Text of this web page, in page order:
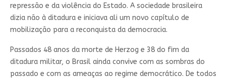
repressão e da violência do Estado. A sociedade brasileira
dizia não à ditadura e iniciava ali um novo capítulo de
mobilização para a reconquista da democracia.
Passados 48 anos da morte de Herzog e 38 do fim da
ditadura militar, o Brasil ainda convive com as sombras do
passado e com as ameaças ao regime democrático. De todos